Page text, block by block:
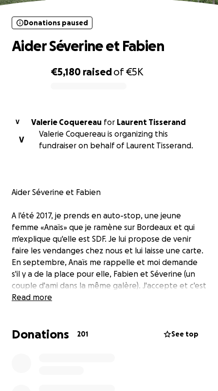
€5,180 raisedof€5K
Donations paused
Aider Séverine et Fabien
V Valerie Coquereau for Laurent Tisserand
V
Valerie Coquereau is organizing this
fundraiser on behalf of Laurent Tisserand.
Aider Séverine et Fabien
A l'été 2017, je prends en auto-stop, une jeune
femme «Anaïs» que je ramène sur Bordeaux et qui
m'explique qu'elle est SDF. Je lui propose de venir
faire les vendanges chez nous et lui laisse une carte.
En septembre, Anaïs me rappelle et moi demande
s'il y a de la place pour elle, Fabien et Séverine (un
couple d'ami dans la même galère). J'accepte et c'est
parti !
En début d'année 2018, j'appelle Anaïs qui viendra
Read more
Donations 201 See top